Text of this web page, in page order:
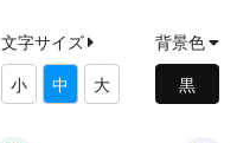
文字サイズ
小 中 大
背景色